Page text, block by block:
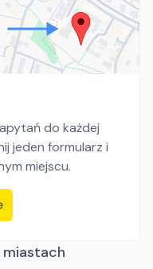
do każdej
jeden formularz i
miejscu.